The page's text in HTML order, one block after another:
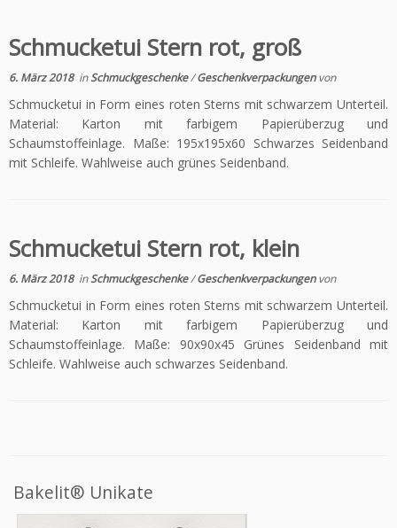
Schmucketui Stern rot, groß
6. März 2018inSchmuckgeschenke/Geschenkverpackungenvon
Schmucketui in Form eines roten Sterns mit schwarzem Unterteil.
Material: Karton mit farbigem Papierüberzug und
Schaumstoffeinlage. Maße: 195x195x60 Schwarzes Seidenband
mit Schleife. Wahlweise auch grünes Seidenband.
Schmucketui Stern rot, klein
6. März 2018inSchmuckgeschenke/Geschenkverpackungenvon
Schmucketui in Form eines roten Sterns mit schwarzem Unterteil.
Material: Karton mit farbigem Papierüberzug und
Schaumstoffeinlage. Maße: 90x90x45 Grünes Seidenband mit
Schleife. Wahlweise auch schwarzes Seidenband.
Bakelit® Unikate